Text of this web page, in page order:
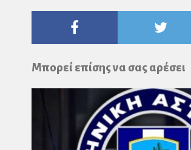
Μπορεί επίσης να σας αρέσει